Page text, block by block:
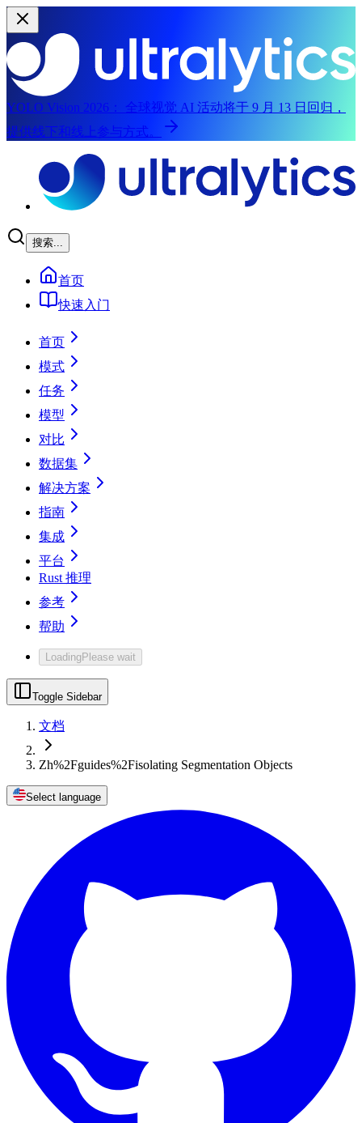
YOLO Vision 2026：
全球视觉 AI 活动将于 9 月 13 日回归，
提供线下和线上参与方式。
搜索...
首页
快速入门
首页
模式
任务
模型
对比
数据集
解决方案
指南
集成
平台
Rust 推理
参考
帮助
LoadingPlease wait
Toggle Sidebar
文档
Zh%2Fguides%2Fisolating Segmentation Objects
Select language